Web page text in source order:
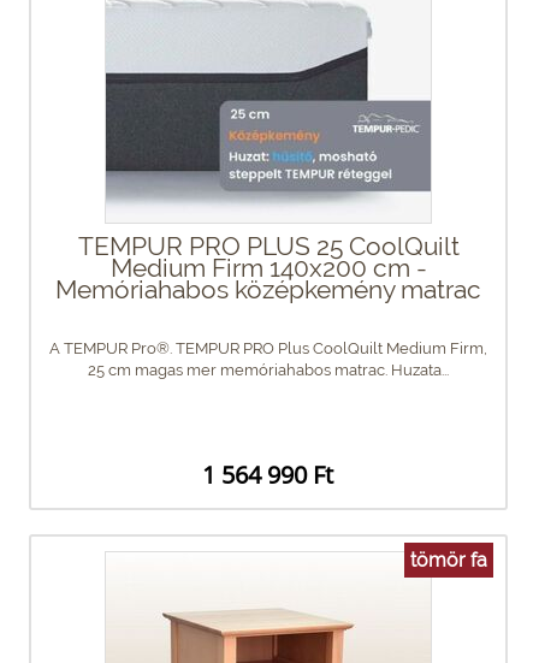
TEMPUR PRO PLUS 25 CoolQuilt
Medium Firm 140x200 cm -
Memóriahabos középkemény matrac
A TEMPUR Pro®. TEMPUR PRO Plus CoolQuilt Medium Firm,
25 cm magas mer memóriahabos matrac. Huzata...
1 564 990 Ft
tömör fa